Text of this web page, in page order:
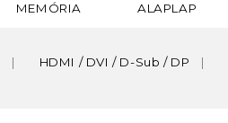
MEMÓRIA ALAPLAP
HDMI / DVI / D-Sub / DP